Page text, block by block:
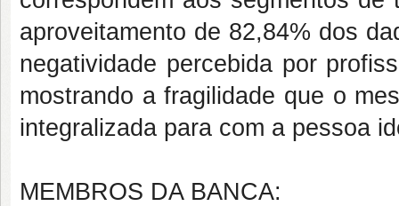
aproveitamento de 82,84% dos
negatividade percebida por
mostrando a fragilidade que o
integralizada para com a pessoa
MEMBROS DA BANCA: